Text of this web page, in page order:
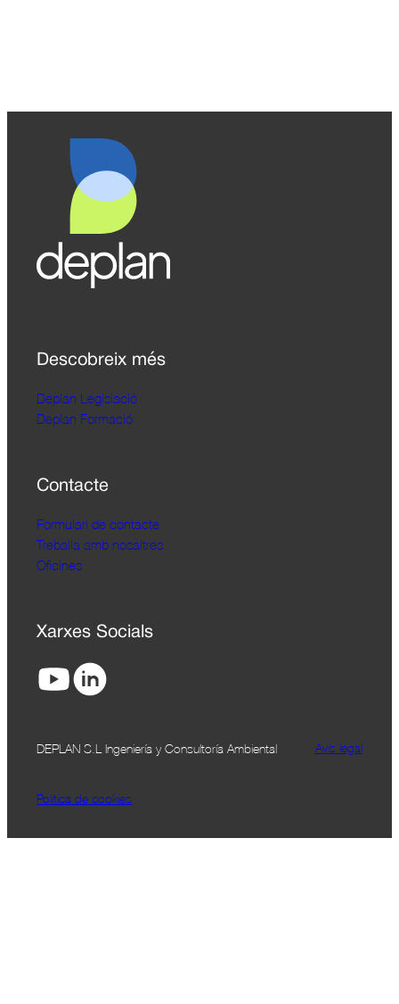
Descobreix més
Deplan Legislació
Deplan Formació
Contacte
Formulari de contacte
Treballa amb nosaltres
Oficines
Xarxes Socials
DEPLAN S.L Ingeniería y Consultoría Ambiental Avís legal
Política de cookies